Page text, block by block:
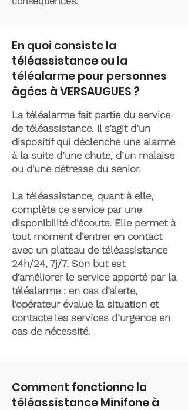
En quoi consiste la
téléassistance ou la
téléalarme pour personnes
âgées à VERSAUGUES ?
La téléalarme fait partie du service
de téléassistance. Il s’agit d’un
dispositif qui déclenche une alarme
à la suite d’une chute, d’un malaise
ou d'une détresse du senior.
La téléassistance, quant à elle,
complète ce service par une
disponibilité d'écoute. Elle permet à
tout moment d’entrer en contact
avec un plateau de téléassistance
24h/24, 7j/7. Son but est
d’améliorer le service apporté par la
téléalarme : en cas d’alerte,
l’opérateur évalue la situation et
contacte les services d’urgence en
cas de nécessité.
Comment fonctionne la
téléassistance Minifone à